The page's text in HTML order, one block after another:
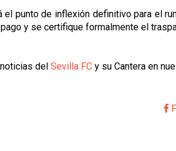
el punto de inflexión definitivo para el
y se certifique formalmente el
del Sevilla FC y su Cantera en